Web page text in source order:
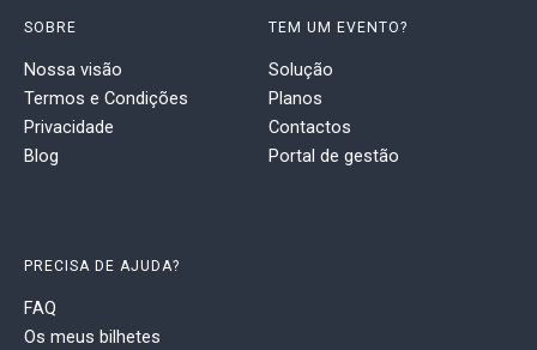
SOBRE
Nossa visão
Termos e Condições
Privacidade
Blog
TEM UM EVENTO?
Solução
Planos
Contactos
Portal de gestão
PRECISA DE AJUDA?
FAQ
Os meus bilhetes